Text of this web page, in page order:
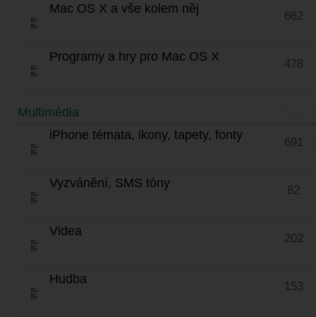
Mac OS X a vše kolem něj
662
Programy a hry pro Mac OS X
478
Multimédia
iPhone témata, ikony, tapety, fonty
691
Vyzvánění, SMS tóny
82
Videa
202
Hudba
153